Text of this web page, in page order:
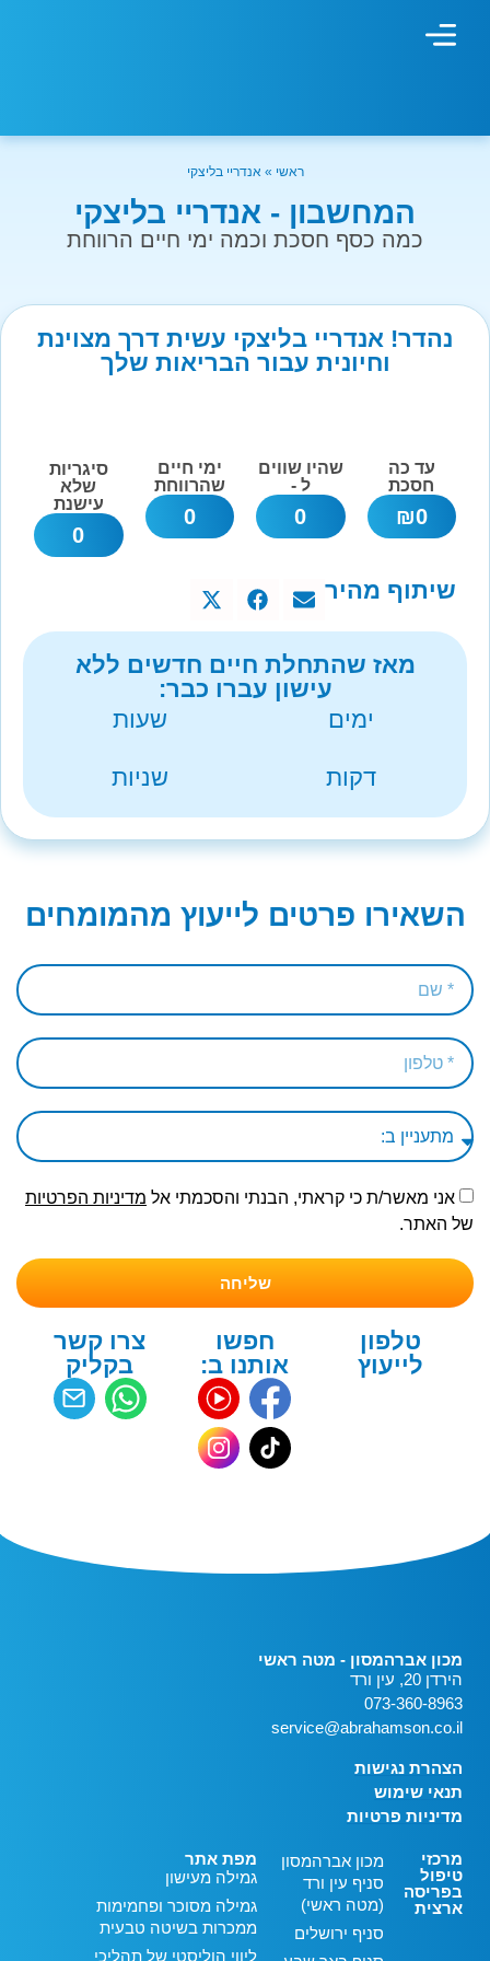
ראשי » אנדריי בליצקי
המחשבון - אנדריי בליצקי
כמה כסף חסכת וכמה ימי חיים הרווחת
נהדר! אנדריי בליצקי עשית דרך מצוינת
וחיונית עבור הבריאות שלך
עד כה
חסכת
0
₪
שהיו שווים
ל -
0
ימי חיים
שהרווחת
0
סיגריות
שלא
עישנת
0
שיתוף מהיר
מאז שהתחלת חיים חדשים ללא
עישון עברו כבר:
ימים
שעות
דקות שניות
השאירו פרטים לייעוץ מהמומחים
אני מאשר/ת כי קראתי, הבנתי והסכמתי אל מדיניות הפרטיות
של האתר.
שליחה
טלפון
לייעוץ
חפשו
אותנו ב:
צרו קשר
בקליק
מכון אברהמסון - מטה ראשי
הירדן 20, עין ורד
073-360-8963
service@abrahamson.co.il
הצהרת נגישות
תנאי שימוש
מדיניות פרטיות
מרכזי
טיפול
בפריסה
ארצית
מכון אברהמסון
סניף עין ורד
(מטה ראשי)
סניף ירושלים
מפת אתר
גמילה מעישון
גמילה מסוכר ופחמימות
ממכרות בשיטה טבעית
ליווי הוליסטי של תהליכי